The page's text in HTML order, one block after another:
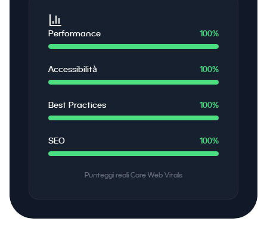
Performance 100%
Accessibilità 100%
Best Practices 100%
SEO 100%
Punteggi reali Core Web Vitals